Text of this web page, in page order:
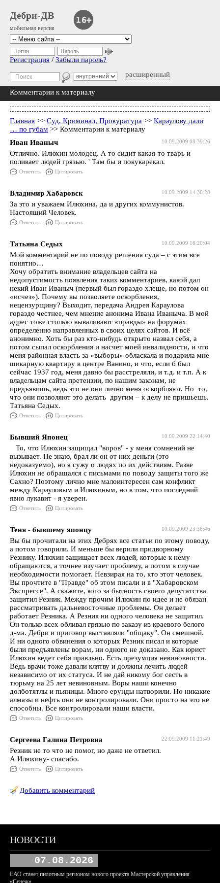
Дебри-ДВ
мобильная версия
расширенный
Логин Пароль
Регистрация / Забыли пароль?
Комментарии к материалу
Главная >> Суд, Криминал, Прокуратура >> Караулову дали
… по губам >> Комментарии к материалу
10.09.2009 08:39:26
Иван Иваныч
Отлично. Илюхин молодец. А то сидит какая-то тварь и
поливает людей грязью. ' Там бы и покукарекал.
Ответить Цитировать
10.09.2009 14:30:28
Владимир Хабаровск
За это и уважаем Илюхина, да и других коммунистов.
Настоящий Человек.
Ответить Цитировать
10.09.2009 16:20:04
Татьяна Седых
Мой комментарий не по поводу решения суда – с этим все
понятно…
Хочу обратить внимание владельцев сайта на
недопустимость появления таких комментариев, какой дал
некий Иван Иваныч (первый был гораздо хлеще, но потом он
«исчез»). Почему вы позволяете оскорбления,
нецензурщину? Выходит, передача Андрея Караулова
гораздо честнее, чем мнение анонима Ивана Иваныча. В мой
адрес тоже столько вываливают «правды» на форумах
определенно направленных в своих целях сайтов. И всё
анонимно. Хоть бы раз кто-нибудь открыто назвал себя, а
потом сыпал оскорбления и насчет моей инвалидности, и что
меня районная власть за «выборы» обласкала и подарила мне
шикарную квартиру в центре Ванино, и что, если б был
сейчас 1937 год, меня давно бы расстреляли, и т.д. и т.п. А к
владельцам сайта претензии, по нашим законам, не
предъявишь, ведь это не они лично меня оскорбляют. Но то,
что они позволяют это делать другим – к делу не пришьешь.
Татьяна Седых.
Ответить Цитировать
10.09.2009 22:14:40
Бывший Японец
То, что Илюхин защищал "воров" - у меня сомнений не
вызывает. Не знаю, брал ли он от них деньги (это
недоказуемо), но я сужу о людях по их действиям. Разве
Илюхин не обращался с письмами по поводу защиты того же
Сахно? Поэтому лично мне малоинтересен сам конфликт
между Карауловым и Илюхиным, но в том, что последний
явно лукавит - я уверен.
Ответить Цитировать
10.09.2009 23:36:46
Теня - бывшему японцу
Вы бы прочитали на этих Дебрях все статьи по этому поводу,
а потом говорили. И меньше бы верили придворному
Резнику. Илюхин защищает всех людей, которые к нему
обращаются, а точнее изучает проблему, а потом в случае
необходимости помогает. Невзирая на то, кто этот человек.
Вы прочтите в "Правде" об этом писали и в "Хабаровском
Экспрессе". А скажите, кого за бытность своего депутатства
защитил Резник. Между прочим Илюхин по идее и не обязан
рассматривать дальневосточные проблемы. Он делает
работает Резника. А Резник ни одного человека не защитил.
Он только всех обливал грязью по заказу из краевого белого
д-ма. Дебри и приговор выставляли "общаку". Он смешной.
И ни одного обвинения о которых Резник писал и которые
были предъявлены ворам, ни одного не доказано. Как юрист
Илюхин ведет себя правльно. Есть презумция невиновности.
Ведь врачи тоже давали клятву и должны лечить людей
независимо от их статуса. И не дай никому бог сесть в
тюрьму на 25 лет невиновным. Воры наши конечно
долботятлы и пьяницы. Много ерунды натворили. Но никакие
алмазы и нефть они не контролировали. Они просто на это не
способны. Все контролировали наши власти.
Ответить Цитировать
22.09.2009 11:21:49
Сергеева Галина Петровна
Резник не то что не помог, но даже не ответил.
А Илюхину- спасибо.
Ответить Цитировать
Добавить комментарий
НОВОСТИ
07.08.2026
ЕАО станет пилотным регионом нового проекта Мастерской управления
«Сенеж»